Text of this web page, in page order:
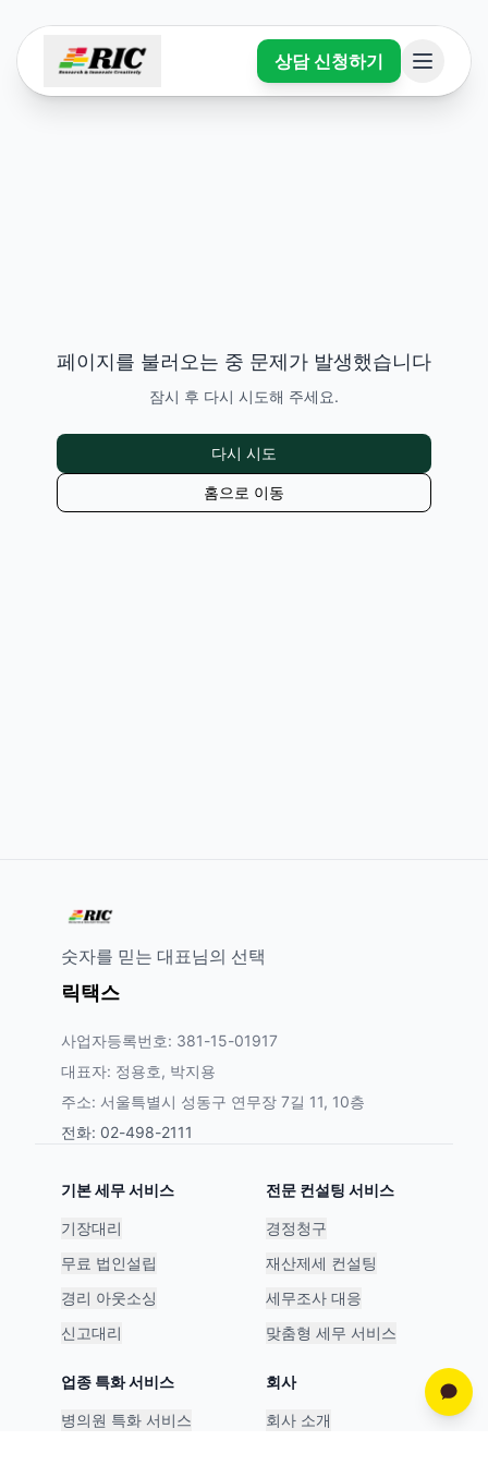
상담 신청하기
페이지를 불러오는 중 문제가 발생했습니다
잠시 후 다시 시도해 주세요.
다시 시도
홈으로 이동
숫자를 믿는 대표님의 선택
릭택스
사업자등록번호: 381-15-01917
대표자: 정용호, 박지용
주소: 서울특별시 성동구 연무장 7길 11, 10층
전화: 02-498-2111
기본 세무 서비스
기장대리
무료 법인설립
경리 아웃소싱
신고대리
전문 컨설팅 서비스
경정청구
재산제세 컨설팅
세무조사 대응
맞춤형 세무 서비스
업종 특화 서비스
병의원 특화 서비스
회사
회사 소개